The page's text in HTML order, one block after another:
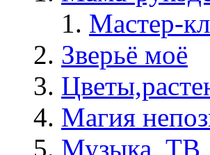
Мастер-
Зверьё моё
Магия
Музыка,